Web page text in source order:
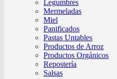
Legumbres
Mermeladas
Miel
Panificados
Pastas Untables
Productos de Arroz
Productos Orgánicos
Repostería
Salsas